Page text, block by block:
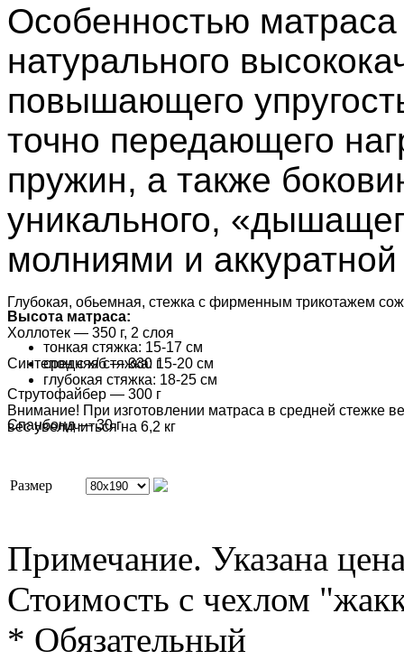
Особенностью матраса
натурального
повышающего
точно передающего
пружин, а также
уникального,
молниями и
Глубокая, обьемная, стежка с фирменным трикотажем
Холлотек — 350 г, 2 слоя
Синтепон с х/б — 330 г
Струтофайбер — 300 г
Спанбонд — 30 г
Высота матраса:
тонкая стяжка: 15-17 см
средняя стяжка: 15-20 см
глубокая стяжка: 18-25 см
Внимание! При изготовлении матраса в средней стежке
вес увеличиться на 6,2 кг
Размер
Примечание. Указана
Стоимость с чехлом
* Обязательный